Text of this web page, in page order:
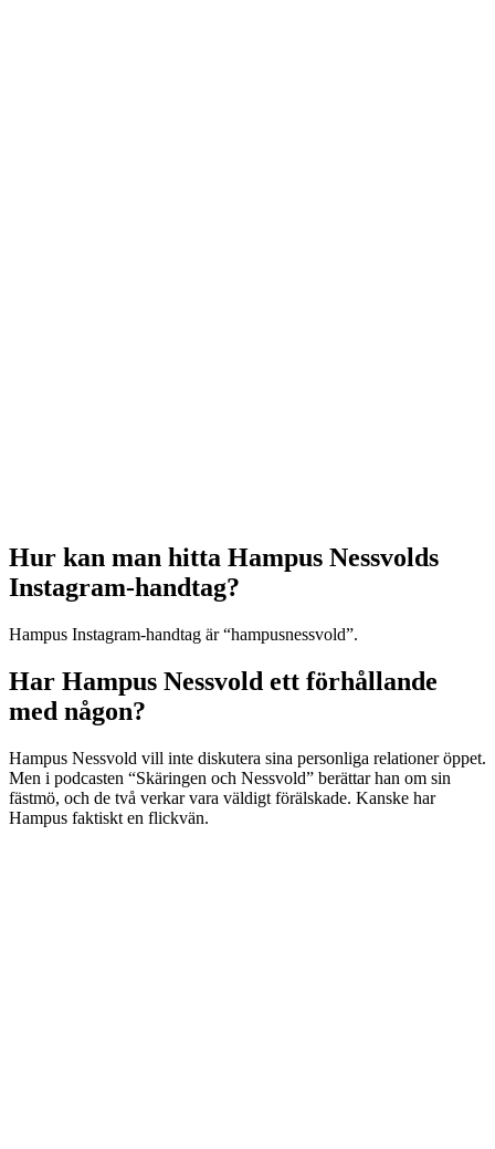
Hur kan man hitta Hampus Nessvolds
Instagram-handtag?
Hampus Instagram-handtag är “hampusnessvold”.
Har Hampus Nessvold ett förhållande
med någon?
Hampus Nessvold vill inte diskutera sina personliga relationer öppet.
Men i podcasten “Skäringen och Nessvold” berättar han om sin
fästmö, och de två verkar vara väldigt förälskade. Kanske har
Hampus faktiskt en flickvän.